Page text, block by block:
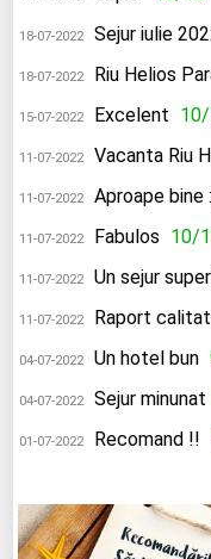
18-07-2022 Sejur iulie
18-07-2022 Riu Helios
15-07-2022 Excelent
11-07-2022 Vacanta Riu
11-07-2022 Aproape bine
11-07-2022 Fabulos 10/
11-07-2022 Un sejur
11-07-2022 Raport
04-07-2022 Un hotel bun
04-07-2022 Sejur minunat
01-07-2022 Recomand !!